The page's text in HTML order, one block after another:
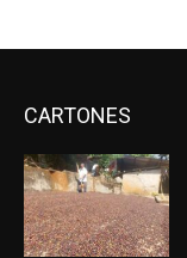
CARTONES